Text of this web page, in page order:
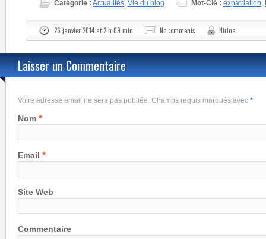
Catégorie : Actualités, Vie du blog Mot-Clé : expatriation,
26 janvier 2014 at 2 h 09 min No comments Nirina
Laisser un Commentaire
Votre adresse email ne sera pas publiée. Champs requis marqués avec *
Nom *
Email *
Site Web
Commentaire